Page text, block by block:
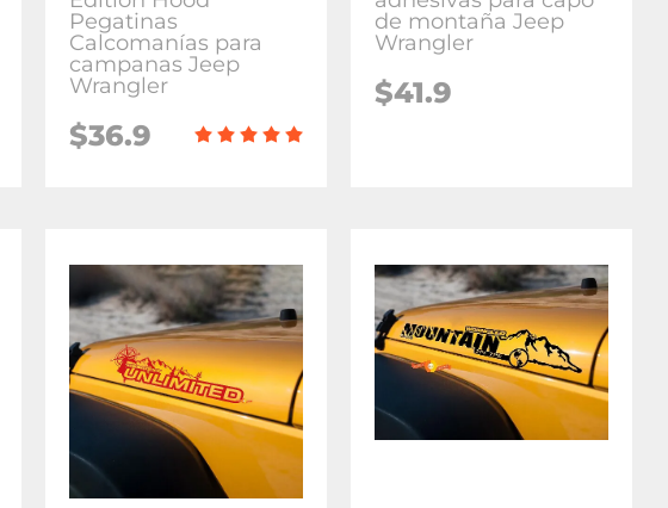
Pegatinas
Calcomanías para
campanas Jeep
Wrangler
$36.9
de montaña Jeep
Wrangler
$41.9